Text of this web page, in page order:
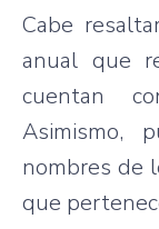
Cabe
anual que
cuentan
Asimismo,
nombres de
que